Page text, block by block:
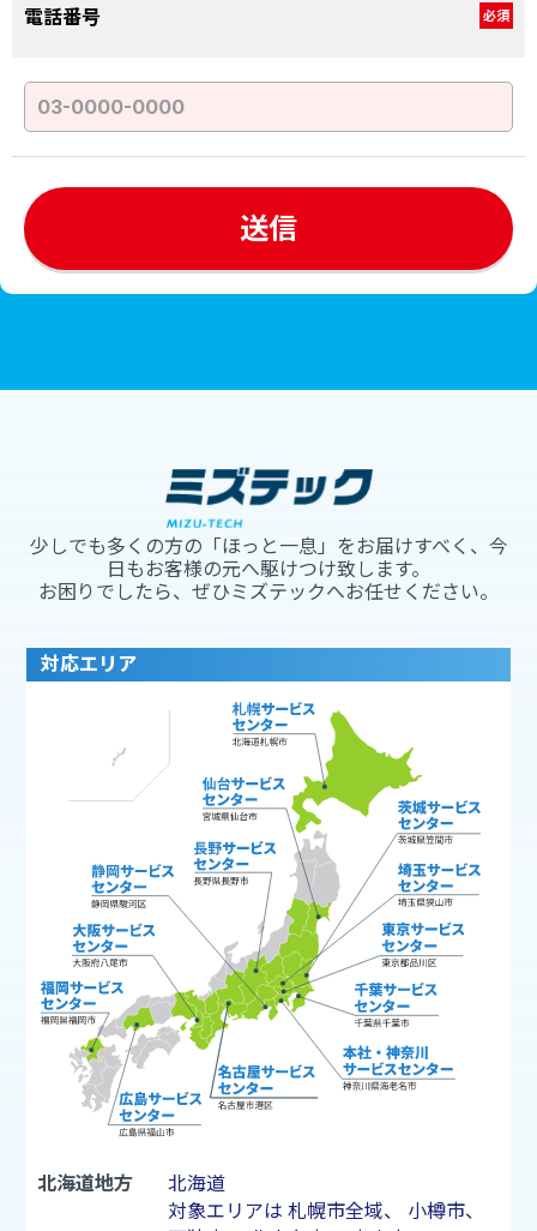
電話番号 必須
少しでも多くの方の「ほっと一息」をお届けすべく、今
日もお客様の元へ駆けつけ致します。
お困りでしたら、ぜひミズテックへお任せください。
対応エリア
北海道地方
北海道
対象エリアは 札幌市全域、 小樽市、